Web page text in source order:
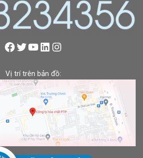
Vị trí trên bản đồ: